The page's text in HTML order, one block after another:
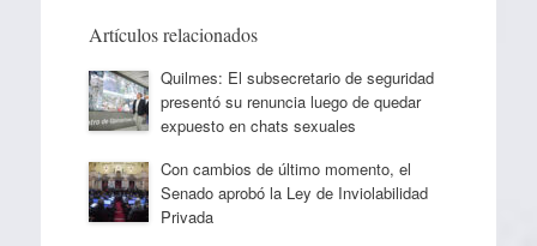
Artículos relacionados
Quilmes: El subsecretario de seguridad
presentó su renuncia luego de quedar
expuesto en chats sexuales
Con cambios de último momento, el
Senado aprobó la Ley de Inviolabilidad
Privada